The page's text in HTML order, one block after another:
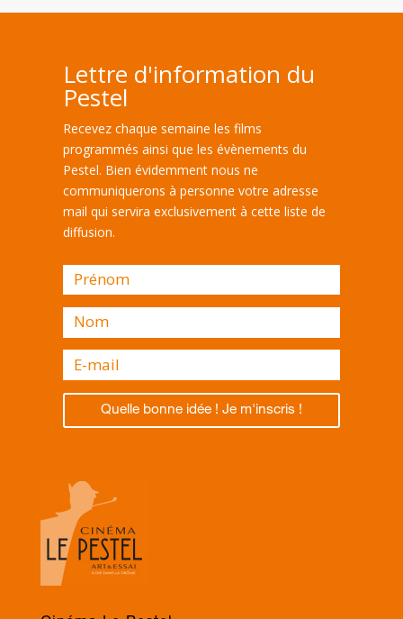
Lettre d'information du
Pestel
Recevez chaque semaine les films
programmés ainsi que les évènements du
Pestel. Bien évidemment nous ne
communiquerons à personne votre adresse
mail qui servira exclusivement à cette liste de
diffusion.
Quelle bonne idée ! Je m'inscris !